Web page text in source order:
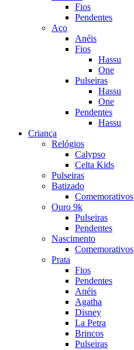
Fios
Pendentes
Aço
Anéis
Fios
Hassu
One
Pulseiras
Hassu
One
Pendentes
Hassu
Criança
Relógios
Calypso
Celta Kids
Pulseiras
Batizado
Comemorativos
Ouro 9k
Pulseiras
Pendentes
Nascimento
Comemorativos
Prata
Fios
Pendentes
Anéis
Agatha
Disney
La Petra
Brincos
Pulseiras